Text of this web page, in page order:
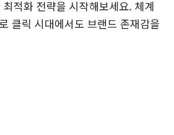
적화 전략을 시작해보세요. 체계
클릭 시대에서도 브랜드 존재감을